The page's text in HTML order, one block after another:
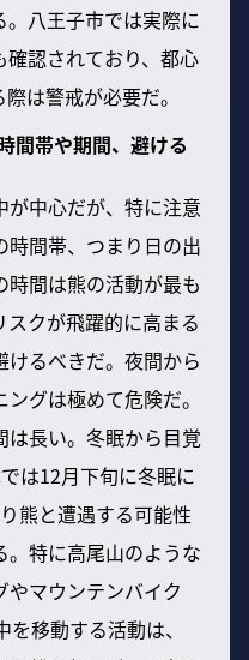
八王子市では実際に
認されており、都心
は警戒が必要だ。
間帯や期間、避ける
中心だが、特に注意
時間帯、つまり日の出
間は熊の活動が最も
クが飛躍的に高まる
るべきだ。夜間から
グは極めて危険だ。
長い。冬眠から目覚
は12月下旬に冬眠に
熊と遭遇する可能性
。特に高尾山のような
マウンテンバイク
を移動する活動は、